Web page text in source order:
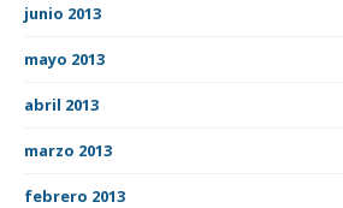
junio 2013
mayo 2013
abril 2013
marzo 2013
febrero 2013